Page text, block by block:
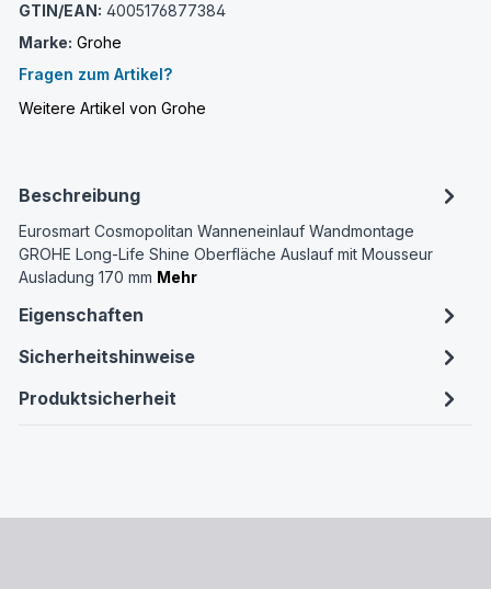
GTIN/EAN: 4005176877384
Marke: Grohe
Fragen zum Artikel?
Weitere Artikel von Grohe
Beschreibung
Eurosmart Cosmopolitan Wanneneinlauf Wandmontage
GROHE Long-Life Shine Oberfläche Auslauf mit Mousseur
Ausladung 170 mm Mehr
Eigenschaften
Sicherheitshinweise
Produktsicherheit